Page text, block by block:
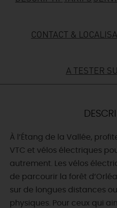
CONTACT &
A TESTER
À l’Étang de la Vallée,
VTC et vélos électriques
autrement. Les vélos
de parcourir la forêt
sur de longues distances
physiques. Pour ceux qui